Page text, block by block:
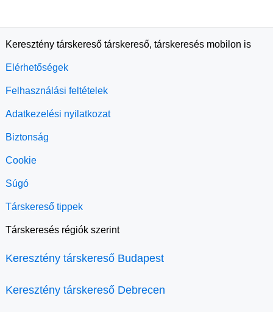
Keresztény társkereső társkereső, társkeresés mobilon is
Elérhetőségek
Felhasználási feltételek
Adatkezelési nyilatkozat
Biztonság
Cookie
Súgó
Társkereső tippek
Társkeresés régiók szerint
Keresztény társkereső Budapest
Keresztény társkereső Debrecen